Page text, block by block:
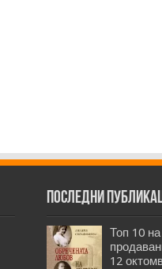
Последни
Топ 10
12